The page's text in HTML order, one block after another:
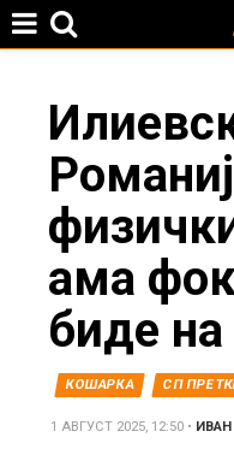
here
ама
биде на
КОШАРКА СП
1 АВГУСТ 2025, 12:50 •